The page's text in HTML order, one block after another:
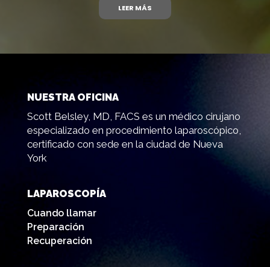
LEER MÁS
NUESTRA OFICINA
Scott Belsley, MD, FACS es un médico cirujano
especializado en procedimiento laparoscópico,
certificado con sede en la ciudad de Nueva
York
LAPAROSCOPÍA
Cuando llamar
Preparación
Recuperación